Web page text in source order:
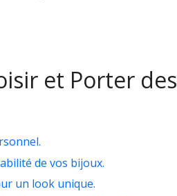
et Porter des
de vos bijoux.
un look unique.